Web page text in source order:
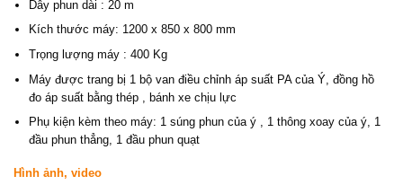
Dây phun dài : 20 m
Kích thước máy: 1200 x 850 x 800 mm
Trọng lượng máy : 400 Kg
Máy được trang bị 1 bộ van điều chỉnh áp suất PA của Ý, đồng hồ
đo áp suất bằng thép , bánh xe chịu lực
Phụ kiện kèm theo máy: 1 súng phun của ý , 1 thông xoay của ý, 1
đầu phun thẳng, 1 đầu phun quạt
Hình ảnh, video